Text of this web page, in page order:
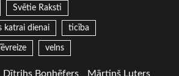
Svētie Raksti
katrai dienai ticība
Tēvreize velns
Dītrihs Bonhēfers Mārtiņš Luters